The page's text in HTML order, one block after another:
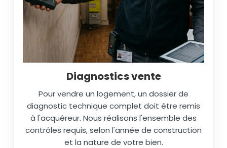
Diagnostics vente
Pour vendre un logement, un dossier de
diagnostic technique complet doit être remis
à l'acquéreur. Nous réalisons l'ensemble des
contrôles requis, selon l'année de construction
et la nature de votre bien.